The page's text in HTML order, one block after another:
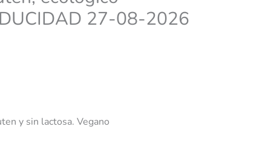
27-08-2026
y sin lactosa. Vegano